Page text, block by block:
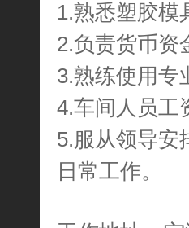
1.熟悉塑胶模
2.负责货币资
3.熟练使用专
4.车间人员工
5.服从领导安
日常工作。